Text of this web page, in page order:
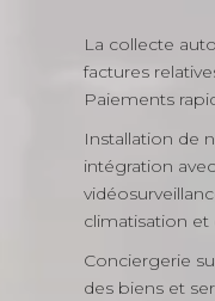
La collecte
factures
Paiements
Installation de
intégration
climatisation et
Conciergerie
des biens et